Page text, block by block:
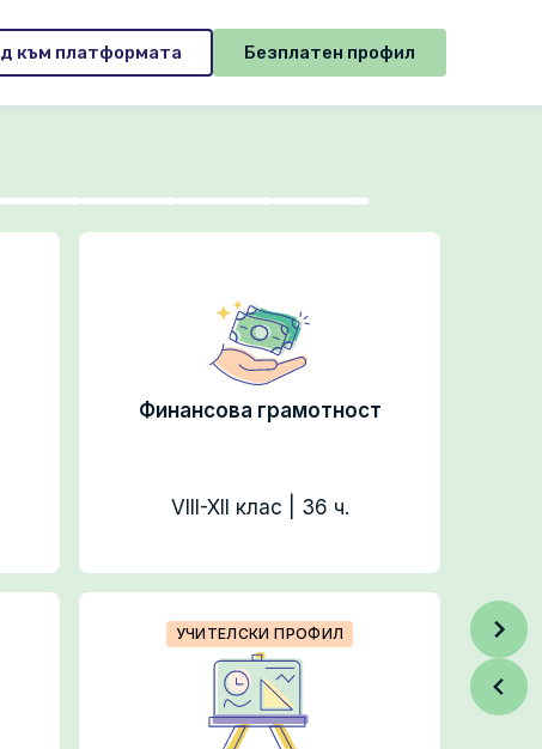
към платформата Безплатен профил
Финансова грамотност
VIII-XII клас | 36 ч.
УЧИТЕЛСКИ ПРОФИЛ